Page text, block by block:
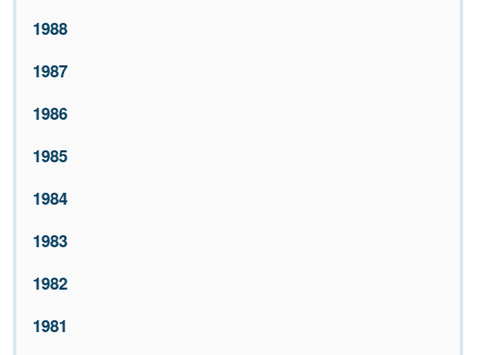
1988
1987
1986
1985
1984
1983
1982
1981